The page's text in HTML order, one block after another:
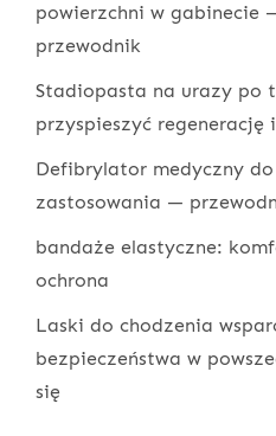
powierzchni w gabinecie
przewodnik
Stadiopasta na urazy po
przyspieszyć
Defibrylator medyczny
zastosowania —
bandaże elastyczne:
ochrona
Laski do chodzenia
bezpieczeństwa w
się